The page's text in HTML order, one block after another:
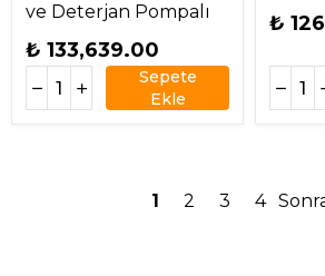
ve Deterjan Pompalı
₺ 133,639.00
Sepete
Ekle
₺
1 2 3 4